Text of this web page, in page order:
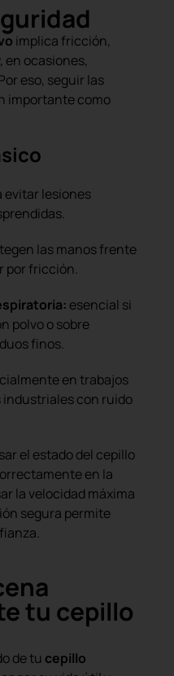
implica fricción,
en ocasiones,
eso, seguir las
importante como
evitar lesiones
las manos frente
por fricción.
esencial si
polvo o sobre
finos.
en trabajos
industriales con ruido
el estado del cepillo
en la
la velocidad máxima
segura permite
tu cepillo
de tu cepillo